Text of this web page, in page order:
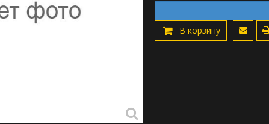
В корзину